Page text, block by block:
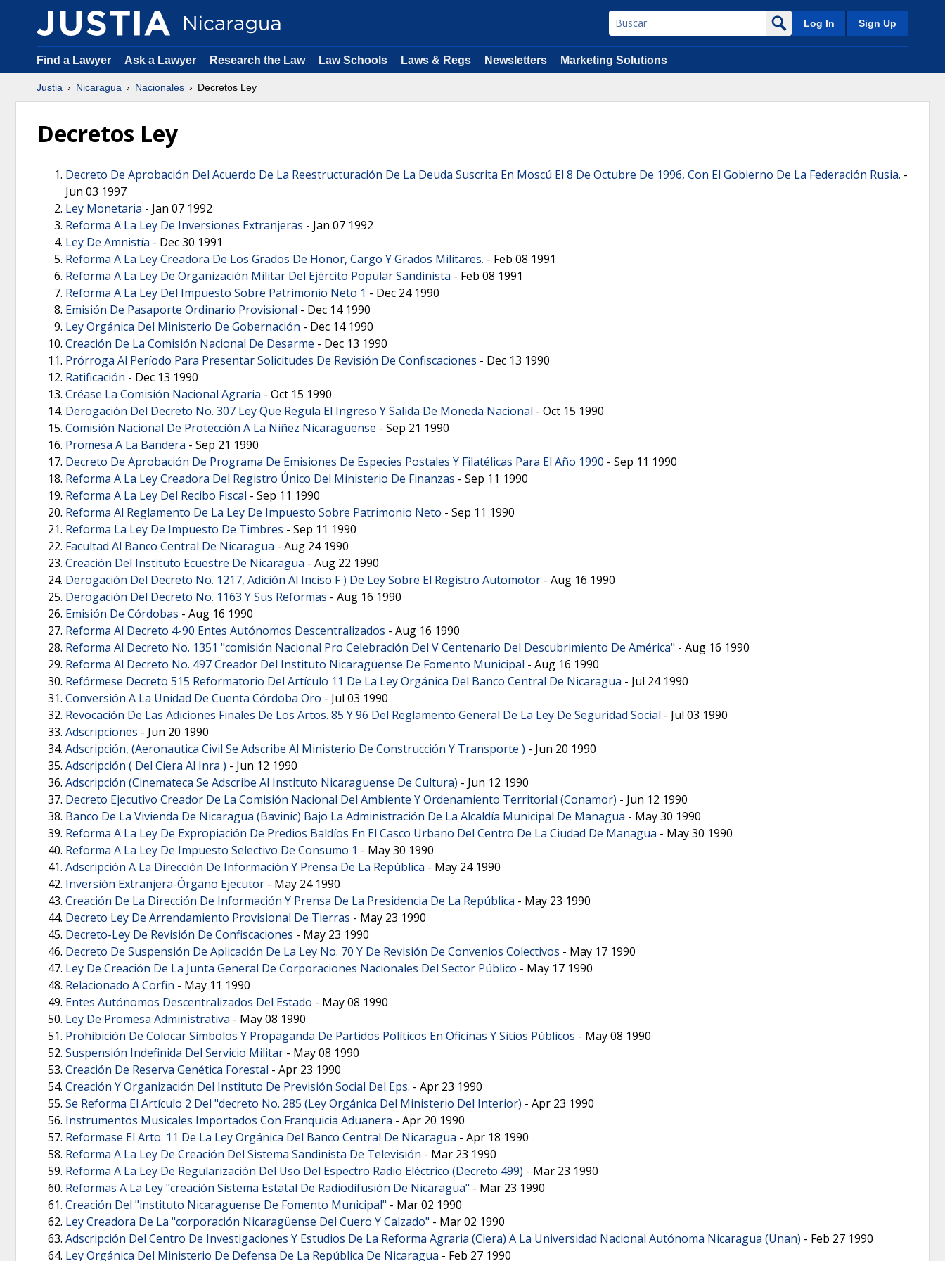
Log In Sign Up
Find a Lawyer Ask a Lawyer Research the Law Law Schools Laws & Regs Newsletters Marketing Solutions
Justia Nicaragua Nacionales Decretos Ley
Decretos Ley
Decreto De Aprobación Del Acuerdo De La Reestructuración De La Deuda Suscrita En Moscú El 8 De Octubre De 1996, Con El Gobierno De La Federación Rusia. -
Jun 03 1997
Ley Monetaria - Jan 07 1992
Reforma A La Ley De Inversiones Extranjeras - Jan 07 1992
Ley De Amnistía - Dec 30 1991
Reforma A La Ley Creadora De Los Grados De Honor, Cargo Y Grados Militares. - Feb 08 1991
Reforma A La Ley De Organización Militar Del Ejército Popular Sandinista - Feb 08 1991
Reforma A La Ley Del Impuesto Sobre Patrimonio Neto 1 - Dec 24 1990
Emisión De Pasaporte Ordinario Provisional - Dec 14 1990
Ley Orgánica Del Ministerio De Gobernación - Dec 14 1990
Creación De La Comisión Nacional De Desarme - Dec 13 1990
Prórroga Al Período Para Presentar Solicitudes De Revisión De Confiscaciones - Dec 13 1990
Ratificación - Dec 13 1990
Créase La Comisión Nacional Agraria - Oct 15 1990
Derogación Del Decreto No. 307 Ley Que Regula El Ingreso Y Salida De Moneda Nacional - Oct 15 1990
Comisión Nacional De Protección A La Niñez Nicaragüense - Sep 21 1990
Promesa A La Bandera - Sep 21 1990
Decreto De Aprobación De Programa De Emisiones De Especies Postales Y Filatélicas Para El Año 1990 - Sep 11 1990
Reforma A La Ley Creadora Del Registro Único Del Ministerio De Finanzas - Sep 11 1990
Reforma A La Ley Del Recibo Fiscal - Sep 11 1990
Reforma Al Reglamento De La Ley De Impuesto Sobre Patrimonio Neto - Sep 11 1990
Reforma La Ley De Impuesto De Timbres - Sep 11 1990
Facultad Al Banco Central De Nicaragua - Aug 24 1990
Creación Del Instituto Ecuestre De Nicaragua - Aug 22 1990
Derogación Del Decreto No. 1217, Adición Al Inciso F ) De Ley Sobre El Registro Automotor - Aug 16 1990
Derogación Del Decreto No. 1163 Y Sus Reformas - Aug 16 1990
Emisión De Córdobas - Aug 16 1990
Reforma Al Decreto 4-90 Entes Autónomos Descentralizados - Aug 16 1990
Reforma Al Decreto No. 1351 "comisión Nacional Pro Celebración Del V Centenario Del Descubrimiento De América" - Aug 16 1990
Reforma Al Decreto No. 497 Creador Del Instituto Nicaragüense De Fomento Municipal - Aug 16 1990
Refórmese Decreto 515 Reformatorio Del Artículo 11 De La Ley Orgánica Del Banco Central De Nicaragua - Jul 24 1990
Conversión A La Unidad De Cuenta Córdoba Oro - Jul 03 1990
Revocación De Las Adiciones Finales De Los Artos. 85 Y 96 Del Reglamento General De La Ley De Seguridad Social - Jul 03 1990
Adscripciones - Jun 20 1990
Adscripción, (Aeronautica Civil Se Adscribe Al Ministerio De Construcción Y Transporte ) - Jun 20 1990
Adscripción ( Del Ciera Al Inra ) - Jun 12 1990
Adscripción (Cinemateca Se Adscribe Al Instituto Nicaraguense De Cultura) - Jun 12 1990
Decreto Ejecutivo Creador De La Comisión Nacional Del Ambiente Y Ordenamiento Territorial (Conamor) - Jun 12 1990
Banco De La Vivienda De Nicaragua (Bavinic) Bajo La Administración De La Alcaldía Municipal De Managua - May 30 1990
Reforma A La Ley De Expropiación De Predios Baldíos En El Casco Urbano Del Centro De La Ciudad De Managua - May 30 1990
Reforma A La Ley De Impuesto Selectivo De Consumo 1 - May 30 1990
Adscripción A La Dirección De Información Y Prensa De La República - May 24 1990
Inversión Extranjera-Órgano Ejecutor - May 24 1990
Creación De La Dirección De Información Y Prensa De La Presidencia De La República - May 23 1990
Decreto Ley De Arrendamiento Provisional De Tierras - May 23 1990
Decreto-Ley De Revisión De Confiscaciones - May 23 1990
Decreto De Suspensión De Aplicación De La Ley No. 70 Y De Revisión De Convenios Colectivos - May 17 1990
Ley De Creación De La Junta General De Corporaciones Nacionales Del Sector Público - May 17 1990
Relacionado A Corfin - May 11 1990
Entes Autónomos Descentralizados Del Estado - May 08 1990
Ley De Promesa Administrativa - May 08 1990
Prohibición De Colocar Símbolos Y Propaganda De Partidos Políticos En Oficinas Y Sitios Públicos - May 08 1990
Suspensión Indefinida Del Servicio Militar - May 08 1990
Creación De Reserva Genética Forestal - Apr 23 1990
Creación Y Organización Del Instituto De Previsión Social Del Eps. - Apr 23 1990
Se Reforma El Artículo 2 Del "decreto No. 285 (Ley Orgánica Del Ministerio Del Interior) - Apr 23 1990
Instrumentos Musicales Importados Con Franquicia Aduanera - Apr 20 1990
Reformase El Arto. 11 De La Ley Orgánica Del Banco Central De Nicaragua - Apr 18 1990
Reforma A La Ley De Creación Del Sistema Sandinista De Televisión - Mar 23 1990
Reforma A La Ley De Regularización Del Uso Del Espectro Radio Eléctrico (Decreto 499) - Mar 23 1990
Reformas A La Ley "creación Sistema Estatal De Radiodifusión De Nicaragua" - Mar 23 1990
Creación Del "instituto Nicaragüense De Fomento Municipal" - Mar 02 1990
Ley Creadora De La "corporación Nicaragüense Del Cuero Y Calzado" - Mar 02 1990
Adscripción Del Centro De Investigaciones Y Estudios De La Reforma Agraria (Ciera) A La Universidad Nacional Autónoma Nicaragua (Unan) - Feb 27 1990
Ley Orgánica Del Ministerio De Defensa De La República De Nicaragua - Feb 27 1990